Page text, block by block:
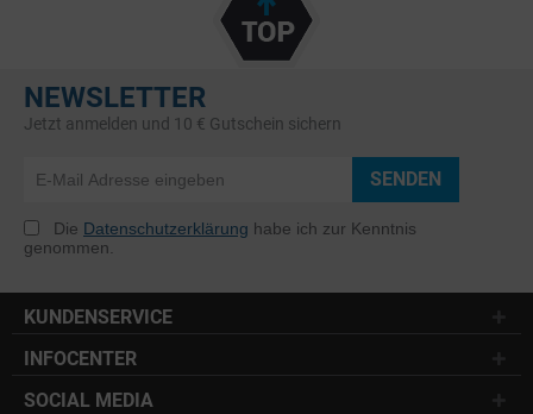
NEWSLETTER
Jetzt anmelden und 10 € Gutschein sichern
SENDEN
Die Datenschutzerklärung habe ich zur Kenntnis
genommen.
KUNDENSERVICE
INFOCENTER
SOCIAL MEDIA